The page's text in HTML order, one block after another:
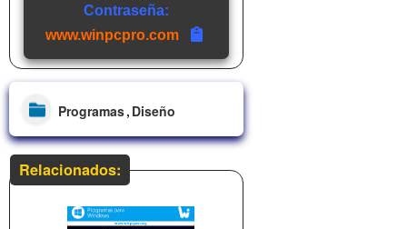
Contraseña:
www.winpcpro.com
Programas Diseño
Relacionados: